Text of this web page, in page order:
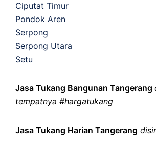
Ciputat Timur
Pondok Aren
Serpong
Serpong Utara
Setu
Jasa Tukang Bangunan Tangerang
tempatnya #hargatukang
Jasa Tukang Harian Tangerang